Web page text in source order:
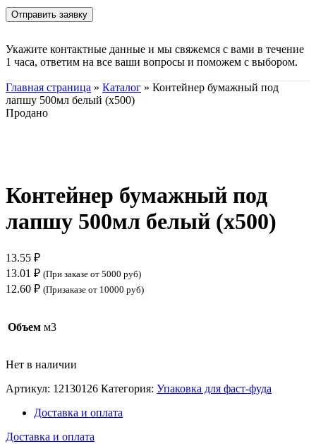
Укажите контактные данные и мы свяжемся с вами в течение
1 часа, ответим на все ваши вопросы и поможем с выбором.
Главная страница » Каталог » Контейнер бумажный под
лапшу 500мл белый (х500)
Продано
Контейнер бумажный под
лапшу 500мл белый (х500)
13.55 ₽
13.01 ₽ (При заказе от 5000 руб)
12.60 ₽ (Призаказе от 10000 руб)
Объем м3
Нет в наличии
Артикул: 12130126 Категория: Упаковка для фаст-фуда
Доставка и оплата
Доставка и оплата